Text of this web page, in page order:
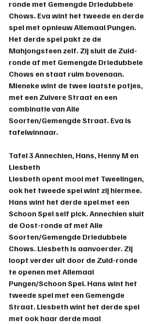
ronde met Gemengde Driedubbele
Chows. Eva wint het tweede en derde
spel met opnieuw Allemaal Pungen.
Het derde spel pakt ze de
Mahjongsteen zelf. Zij sluit de Zuid-
ronde af met Gemengde Driedubbele
Chows en staat ruim bovenaan.
Mieneke wint de twee laatste potjes,
met een Zuivere Straat en een
combinatie van Alle
Soorten/Gemengde Straat. Eva is
tafelwinnaar.
Tafel 3 Annechien, Hans, Henny M en
Liesbeth
Liesbeth opent mooi met Tweelingen,
ook het tweede spel wint zij hiermee.
Hans wint het derde spel met een
Schoon Spel self pick. Annechien sluit
de Oost-ronde af met Alle
Soorten/Gemengde Driedubbele
Chows. Liesbeth is aanvoerder. Zij
loopt verder uit door de Zuid-ronde
te openen met Allemaal
Pungen/Schoon Spel. Hans wint het
tweede spel met een Gemengde
Straat. Liesbeth wint het derde spel
met ook haar derde maal